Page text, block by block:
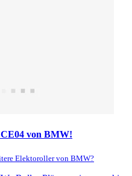
von BMW!
Elektoroller von BMW?